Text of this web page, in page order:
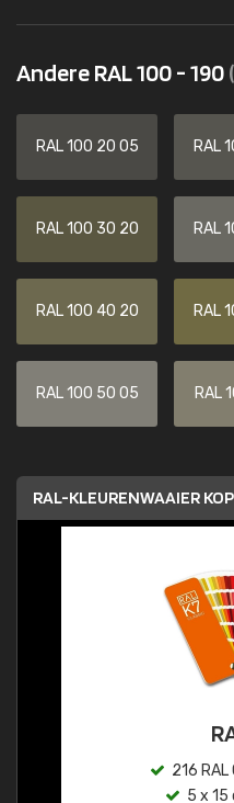
Andere RAL 100 - 190
RAL 100 20 05 RAL
RAL 100 30 20 RAL
RAL 100 40 20 RAL
RAL 100 50 05 RAL
RAL-KLEURENWAAIER
216
5 x 15